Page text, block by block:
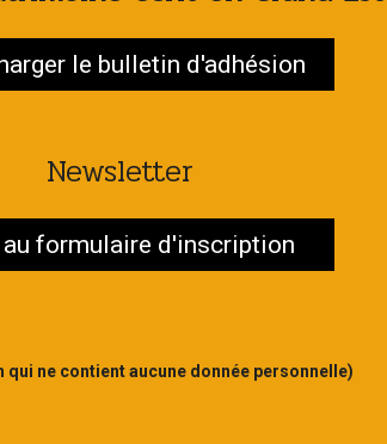
le bulletin d'adhésion
Newsletter
formulaire d'inscription
ne contient aucune donnée personnelle)